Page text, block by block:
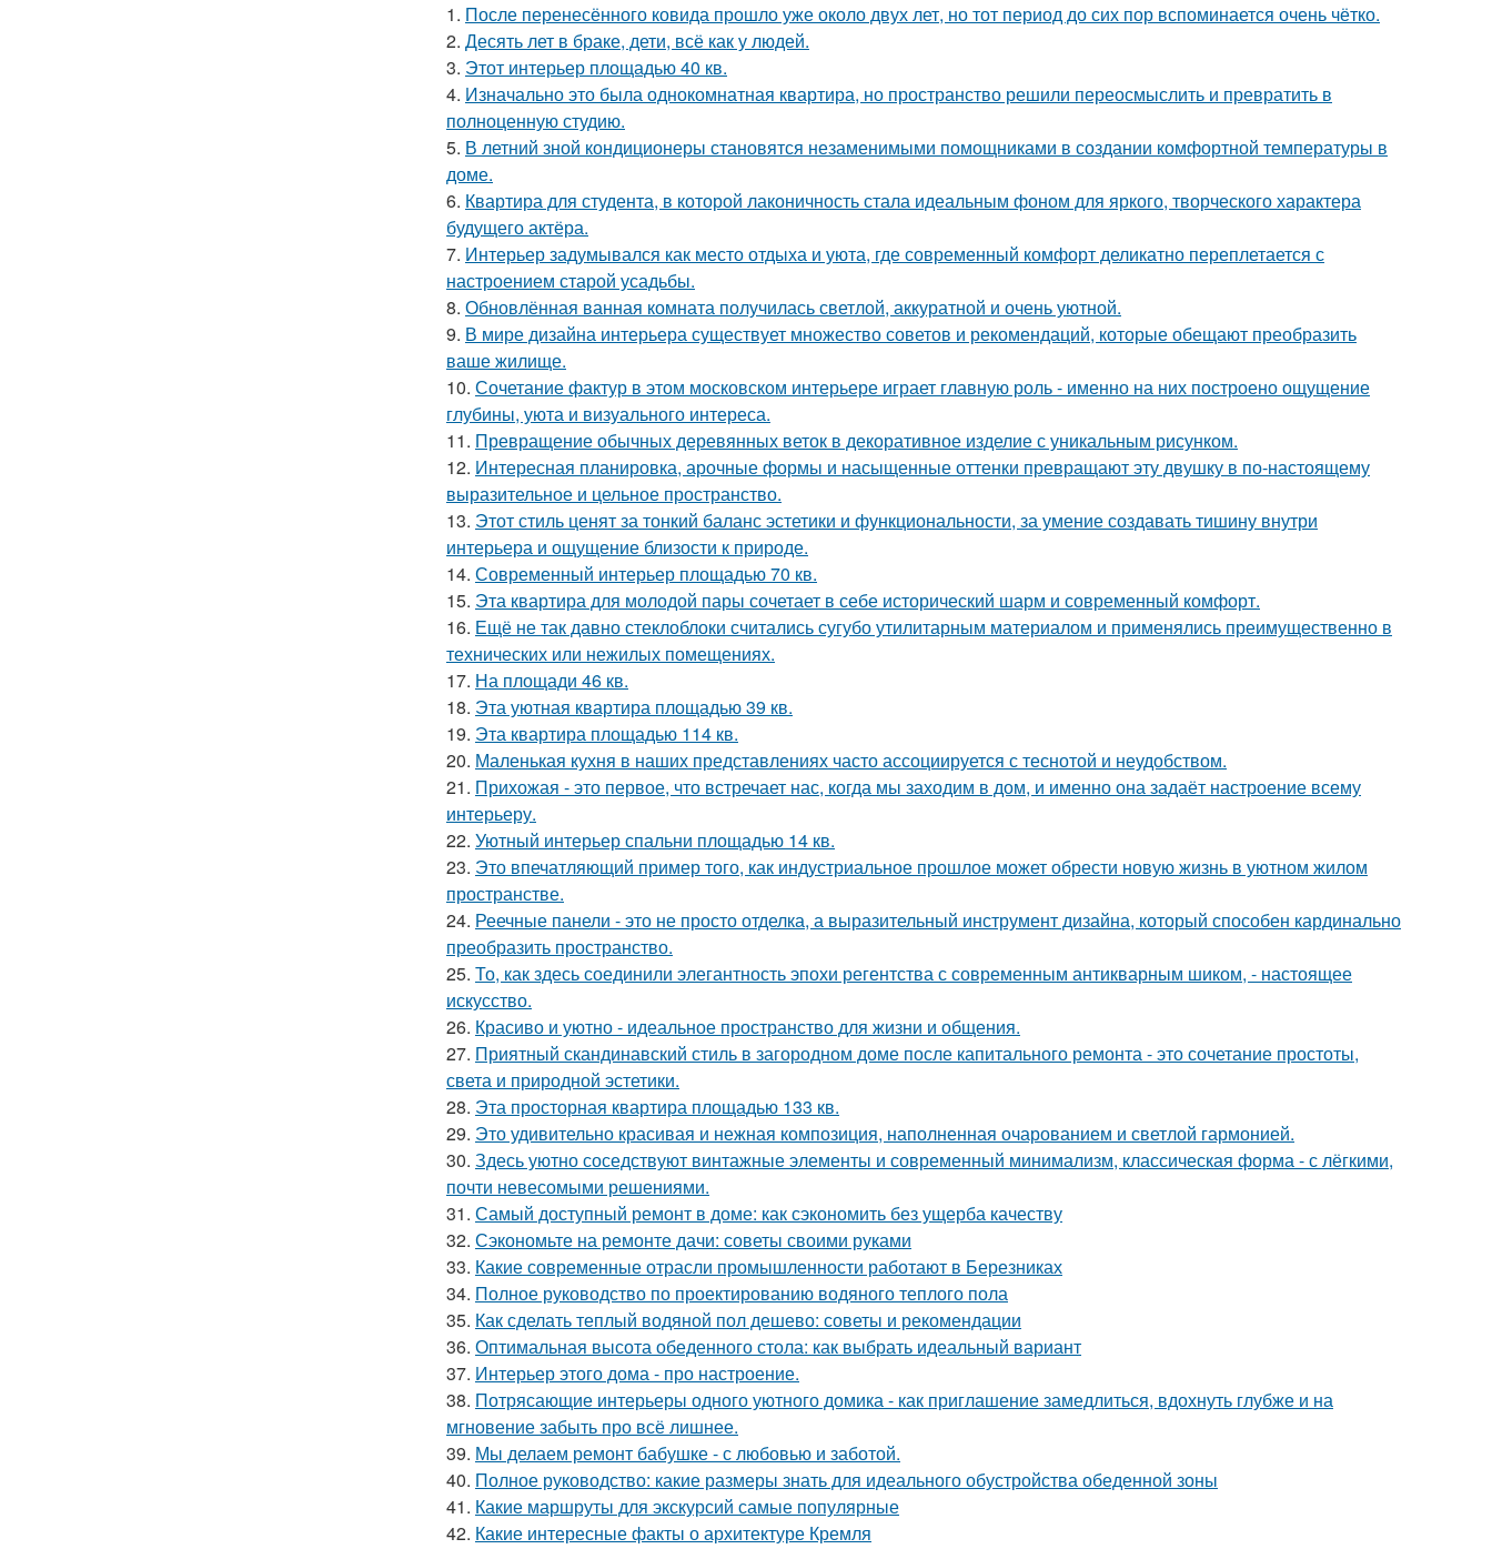
1. После перенесённого ковида прошло уже около двух лет, но тот период до сих пор вспоминается очень чётко.
2. Десять лет в браке, дети, всё как у людей.
3. Этот интерьер площадью 40 кв.
4. Изначально это была однокомнатная квартира, но пространство решили переосмыслить и превратить в
полноценную студию.
5. В летний зной кондиционеры становятся незаменимыми помощниками в создании комфортной температуры в
доме.
6. Квартира для студента, в которой лаконичность стала идеальным фоном для яркого, творческого характера
будущего актёра.
7. Интерьер задумывался как место отдыха и уюта, где современный комфорт деликатно переплетается с
настроением старой усадьбы.
8. Обновлённая ванная комната получилась светлой, аккуратной и очень уютной.
9. В мире дизайна интерьера существует множество советов и рекомендаций, которые обещают преобразить
ваше жилище.
10. Сочетание фактур в этом московском интерьере играет главную роль - именно на них построено ощущение
глубины, уюта и визуального интереса.
11. Превращение обычных деревянных веток в декоративное изделие с уникальным рисунком.
12. Интересная планировка, арочные формы и насыщенные оттенки превращают эту двушку в по-настоящему
выразительное и цельное пространство.
13. Этот стиль ценят за тонкий баланс эстетики и функциональности, за умение создавать тишину внутри
интерьера и ощущение близости к природе.
14. Современный интерьер площадью 70 кв.
15. Эта квартира для молодой пары сочетает в себе исторический шарм и современный комфорт.
16. Ещё не так давно стеклоблоки считались сугубо утилитарным материалом и применялись преимущественно в
технических или нежилых помещениях.
17. На площади 46 кв.
18. Эта уютная квартира площадью 39 кв.
19. Эта квартира площадью 114 кв.
20. Маленькая кухня в наших представлениях часто ассоциируется с теснотой и неудобством.
21. Прихожая - это первое, что встречает нас, когда мы заходим в дом, и именно она задаёт настроение всему
интерьеру.
22. Уютный интерьер спальни площадью 14 кв.
23. Это впечатляющий пример того, как индустриальное прошлое может обрести новую жизнь в уютном жилом
пространстве.
24. Реечные панели - это не просто отделка, а выразительный инструмент дизайна, который способен кардинально
преобразить пространство.
25. То, как здесь соединили элегантность эпохи регентства с современным антикварным шиком, - настоящее
искусство.
26. Красиво и уютно - идеальное пространство для жизни и общения.
27. Приятный скандинавский стиль в загородном доме после капитального ремонта - это сочетание простоты,
света и природной эстетики.
28. Эта просторная квартира площадью 133 кв.
29. Это удивительно красивая и нежная композиция, наполненная очарованием и светлой гармонией.
30. Здесь уютно соседствуют винтажные элементы и современный минимализм, классическая форма - с лёгкими,
почти невесомыми решениями.
31. Самый доступный ремонт в доме: как сэкономить без ущерба качеству
32. Сэкономьте на ремонте дачи: советы своими руками
33. Какие современные отрасли промышленности работают в Березниках
34. Полное руководство по проектированию водяного теплого пола
35. Как сделать теплый водяной пол дешево: советы и рекомендации
36. Оптимальная высота обеденного стола: как выбрать идеальный вариант
37. Интерьер этого дома - про настроение.
38. Потрясающие интерьеры одного уютного домика - как приглашение замедлиться, вдохнуть глубже и на
мгновение забыть про всё лишнее.
39. Мы делаем ремонт бабушке - с любовью и заботой.
40. Полное руководство: какие размеры знать для идеального обустройства обеденной зоны
41. Какие маршруты для экскурсий самые популярные
42. Какие интересные факты о архитектуре Кремля